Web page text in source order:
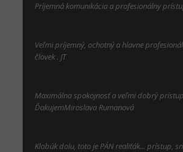
Príjemná komunikácia a profesionálny
Veľmi príjemný, ochotný a hlavne
človek . JT
Maximálna spokojnosť a veľmi dobrý
ĎakujemMiroslava Rumanová
Klobúk dolu, toto je PÁN realiťák... prístup,